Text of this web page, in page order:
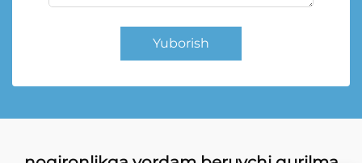
Yuborish